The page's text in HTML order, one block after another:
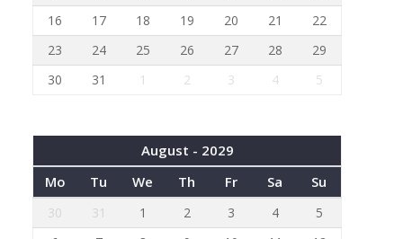
16
17 18 19 20 21
22
23
24 25 26 27 28
29
30
31 1 2 3 4 5
August - 2029
Mo
Tu We Th Fr Sa Su
30 31 1 2 3 4
5